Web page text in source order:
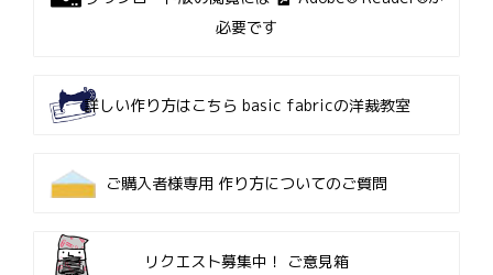
必要です
詳しい作り方はこちら basic fabricの洋裁教室
ご購入者様専用 作り方についてのご質問
リクエスト募集中！ ご意見箱